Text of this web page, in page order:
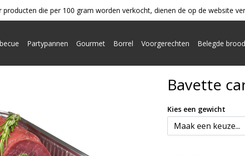
producten die per 100 gram worden verkocht, dienen de op de website
Partypannen Gourmet Borrel Voorgerechten Belegde
Bavette
Kies een gewicht